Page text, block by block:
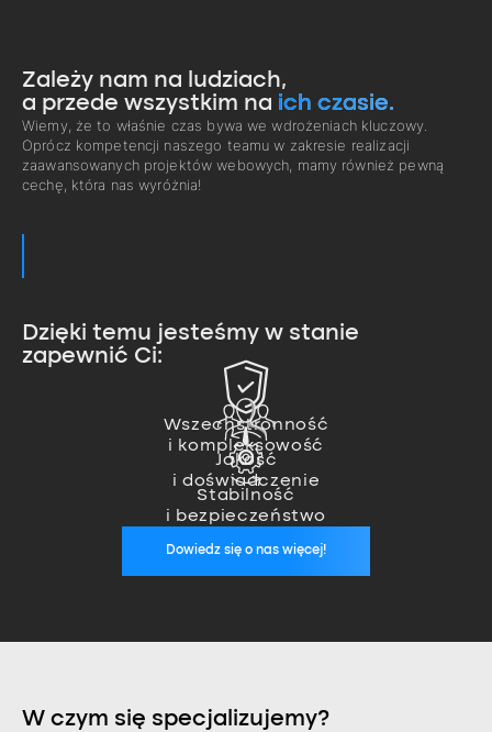
Zależy nam na ludziach,
a przede wszystkim na ich czasie.
Wiemy, że to właśnie czas bywa we wdrożeniach kluczowy.
Oprócz kompetencji naszego teamu w zakresie realizacji
zaawansowanych projektów webowych, mamy również pewną
cechę, która nas wyróżnia!
Dzięki temu jesteśmy w stanie
zapewnić Ci:
Wszechstronność
i kompleksowość
Zajmujemy się pełną realizacją
projektu od pomysłu, przez
wykonanie, aż po wdrożenie.
Jakość
i doświadczenie
Nasz team ekspertów pozwala
nam na realizację nawet
najbardziej zaawansowanych
projektów.
Stabilność
i bezpieczeństwo
Jesteśmy zawsze, kiedy nas
potrzebujesz. Zapewniamy stałą
opiekę wykwalifikowanego
specjalisty, który zadba o
stabilność Twoich aplikacji.
Dowiedz się o nas więcej!
W czym się specjalizujemy?